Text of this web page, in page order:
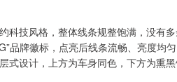
科技风格，整体线条规整饱满，没有
品牌徽标，点亮后线条流畅、亮度均
式设计，上方为车身同色，下方为熏